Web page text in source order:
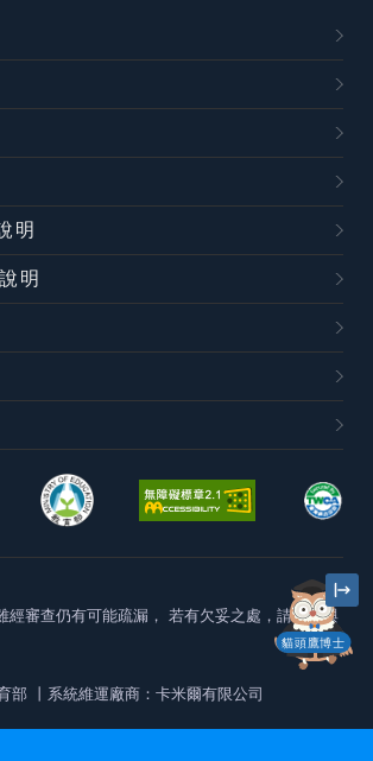
貓頭鷹博士
明
明
經審查仍有可能疏漏， 若有欠妥之處，請隨時與
部 丨系統維運廠商：卡米爾有限公司